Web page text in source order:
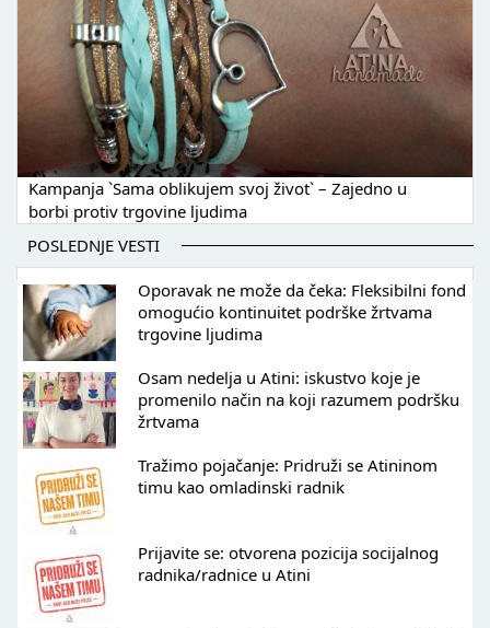
Kampanja `Sama oblikujem svoj život` – Zajedno u
borbi protiv trgovine ljudima
POSLEDNJE VESTI
Oporavak ne može da čeka: Fleksibilni fond
omogućio kontinuitet podrške žrtvama
trgovine ljudima
Osam nedelja u Atini: iskustvo koje je
promenilo način na koji razumem podršku
žrtvama
Tražimo pojačanje: Pridruži se Atininom
timu kao omladinski radnik
Prijavite se: otvorena pozicija socijalnog
radnika/radnice u Atini